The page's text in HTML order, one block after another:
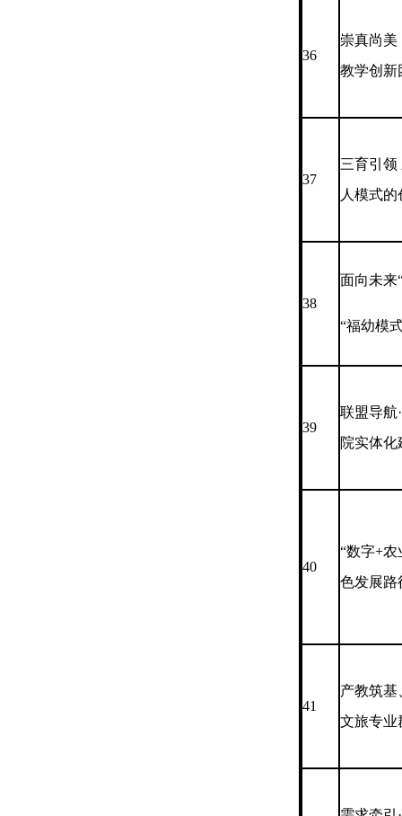
36
崇真尚
教学创新
37
三育引领
人模式
38
面向未
“福幼模
39
联盟导航
院实体
40
“数字+
色发展
41
产教筑基
文旅专